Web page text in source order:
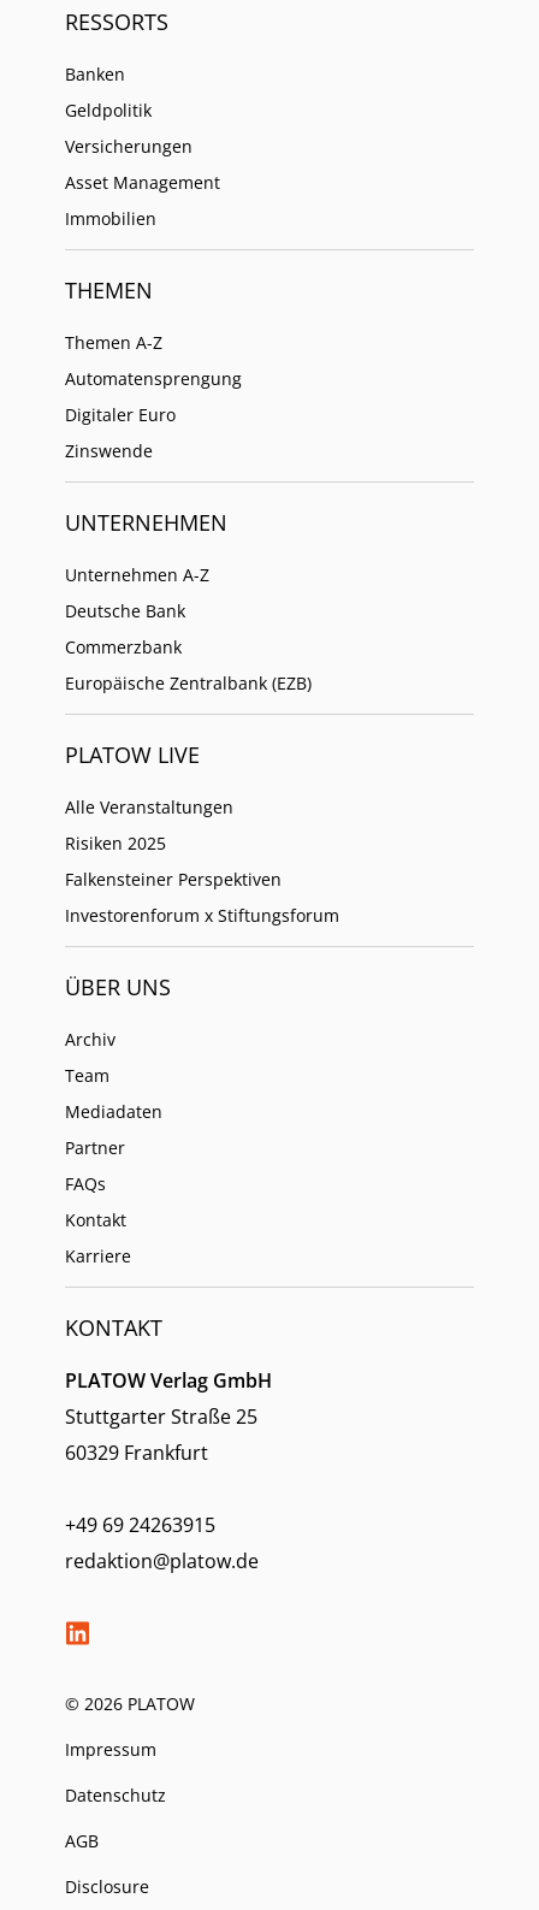
RESSORTS
Banken
Geldpolitik
Versicherungen
Asset Management
Immobilien
THEMEN
Themen A-Z
Automatensprengung
Digitaler Euro
Zinswende
UNTERNEHMEN
Unternehmen A-Z
Deutsche Bank
Commerzbank
Europäische Zentralbank (EZB)
PLATOW LIVE
Alle Veranstaltungen
Risiken 2025
Falkensteiner Perspektiven
Investorenforum x Stiftungsforum
ÜBER UNS
Archiv
Team
Mediadaten
Partner
FAQs
Kontakt
Karriere
KONTAKT
PLATOW Verlag GmbH
Stuttgarter Straße 25
60329 Frankfurt
+49 69 24263915
redaktion@platow.de
© 2026 PLATOW
Impressum
Datenschutz
AGB
Disclosure